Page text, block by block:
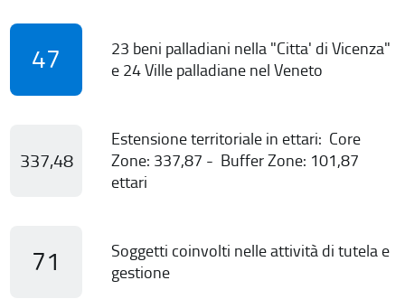
47
23 beni palladiani nella "Citta' di Vicenza"
e 24 Ville palladiane nel Veneto
337,48
Estensione territoriale in ettari: Core
Zone: 337,87 - Buffer Zone: 101,87
ettari
71
Soggetti coinvolti nelle attività di tutela e
gestione